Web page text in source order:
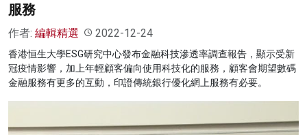
服務
作者: 編輯精選 2022-12-24
香港恒生大學ESG研究中心發布金融科技滲透率調查報告，顯示受新
冠疫情影響，加上年輕顧客偏向使用科技化的服務，顧客會期望數碼
金融服務有更多的互動，印證傳統銀行優化網上服務有必要。